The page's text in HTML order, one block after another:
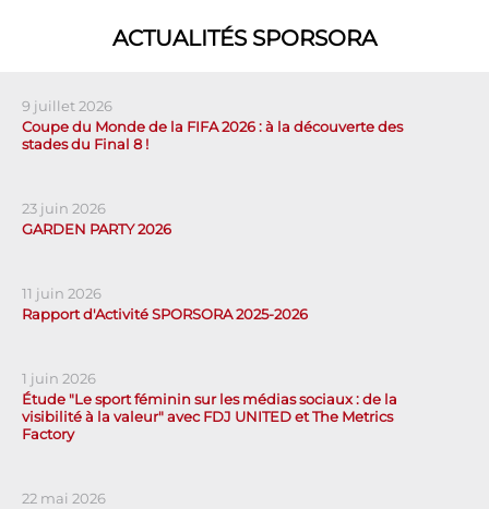
ACTUALITÉS SPORSORA
9 juillet 2026
Coupe du Monde de la FIFA 2026 : à la découverte des
stades du Final 8 !
23 juin 2026
GARDEN PARTY 2026
11 juin 2026
Rapport d'Activité SPORSORA 2025-2026
1 juin 2026
Étude "Le sport féminin sur les médias sociaux : de la
visibilité à la valeur" avec FDJ UNITED et The Metrics
Factory
22 mai 2026